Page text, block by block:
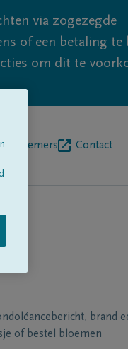
via zogezegde
of een betaling te
om dit te
Contact
brand
of bestel bloemen